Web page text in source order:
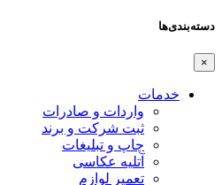
دسته‌بندی‌ها
×
خدمات
واردات و صادرات
ثبت شرکت و برند
چاپ و تبلیغات
آتلیه عکاسی
تعمیر لوازم